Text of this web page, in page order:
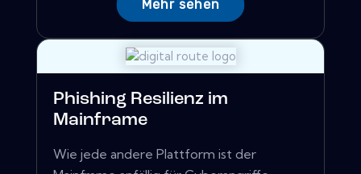
Mehr sehen
Phishing Resilienz im
Mainframe
Wie jede andere Plattform ist der